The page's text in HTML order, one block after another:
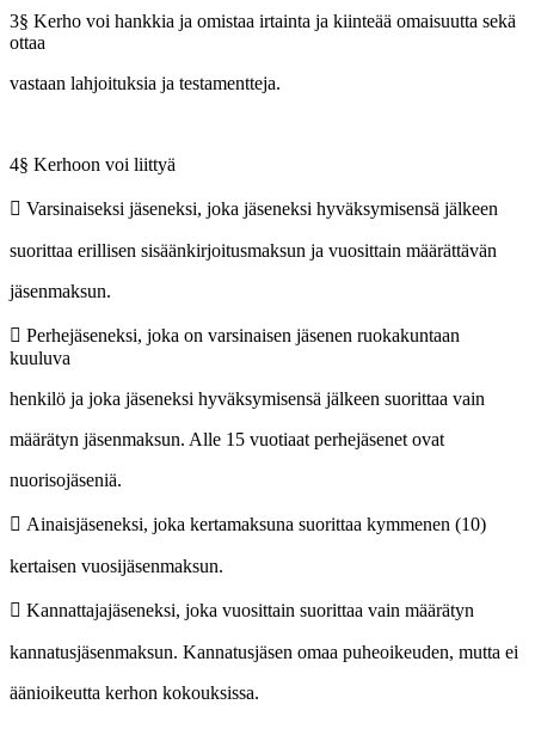
3§ Kerho voi hankkia ja omistaa irtainta ja kiinteää omaisuutta sekä
ottaa
vastaan lahjoituksia ja testamentteja.
4§ Kerhoon voi liittyä
 Varsinaiseksi jäseneksi, joka jäseneksi hyväksymisensä jälkeen
suorittaa erillisen sisäänkirjoitusmaksun ja vuosittain määrättävän
jäsenmaksun.
 Perhejäseneksi, joka on varsinaisen jäsenen ruokakuntaan
kuuluva
henkilö ja joka jäseneksi hyväksymisensä jälkeen suorittaa vain
määrätyn jäsenmaksun. Alle 15 vuotiaat perhejäsenet ovat
nuorisojäseniä.
 Ainaisjäseneksi, joka kertamaksuna suorittaa kymmenen (10)
kertaisen vuosijäsenmaksun.
 Kannattajajäseneksi, joka vuosittain suorittaa vain määrätyn
kannatusjäsenmaksun. Kannatusjäsen omaa puheoikeuden, mutta ei
äänioikeutta kerhon kokouksissa.